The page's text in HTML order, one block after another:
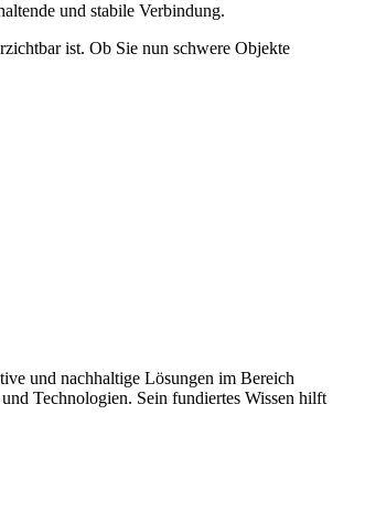
und stabile Verbindung.
ist. Ob Sie nun schwere Objekte
und nachhaltige Lösungen im Bereich
Technologien. Sein fundiertes Wissen hilft